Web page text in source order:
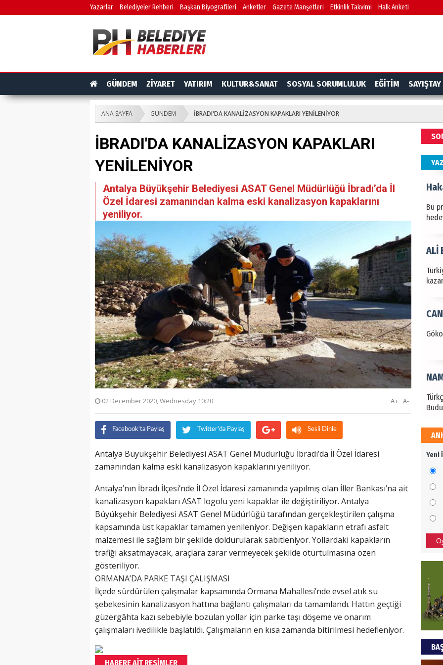
Yazarlar Belediyeler Rehberi Başkan Biyografileri Anketler Gazete Manşetleri Etkinlik Takvimi Halk Anketi
GÜNDEM ZİYARET YATIRIM KULTUR&SANAT SOSYAL SORUMLULUK EĞİTİM SAYIŞTAY
ANA SAYFA GÜNDEM İBRADI'DA KANALİZASYON KAPAKLARI YENİLENİYOR
İBRADI'DA KANALİZASYON KAPAKLARI
YENİLENİYOR
Antalya Büyükşehir Belediyesi ASAT Genel Müdürlüğü İbradı’da İl
Özel İdaresi zamanından kalma eski kanalizasyon kapaklarını
yeniliyor.
02 December 2020, Wednesday 10:20 A-
A+
Facebook'ta Paylaş Twitter'da Paylaş Sesli Dinle
Antalya Büyükşehir Belediyesi ASAT Genel Müdürlüğü İbradı’da İl Özel İdaresi
zamanından kalma eski kanalizasyon kapaklarını yeniliyor.
Antalya’nın İbradı İlçesi’nde İl Özel İdaresi zamanında yapılmış olan İller Bankası’na ait
kanalizasyon kapakları ASAT logolu yeni kapaklar ile değiştiriliyor. Antalya
Büyükşehir Belediyesi ASAT Genel Müdürlüğü tarafından gerçekleştirilen çalışma
kapsamında üst kapaklar tamamen yenileniyor. Değişen kapakların etrafı asfalt
malzemesi ile sağlam bir şekilde doldurularak sabitleniyor. Yollardaki kapakların
trafiği aksatmayacak, araçlara zarar vermeyecek şekilde oturtulmasına özen
gösteriliyor.
ORMANA’DA PARKE TAŞI ÇALIŞMASI
İlçede sürdürülen çalışmalar kapsamında Ormana Mahallesi’nde evsel atık su
şebekesinin kanalizasyon hattına bağlantı çalışmaları da tamamlandı. Hattın geçtiği
güzergâhta kazı sebebiyle bozulan yollar için parke taşı döşeme ve onarım
çalışmaları ivedilikle başlatıldı. Çalışmaların en kısa zamanda bitirilmesi hedefleniyor.
HABERE AİT RESİMLER
Bu
ALİ
Yeni